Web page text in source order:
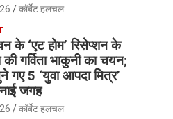
कॉर्बेट हलचल
के ‘एट होम’ रिसेप्शन के
की गर्विता भाकुनी का चयन;
5 ‘युवा आपदा मित्र’
जगह
कॉर्बेट हलचल